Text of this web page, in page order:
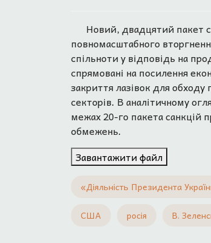
Новий, двадцятий пакет
повномасштабного
спільноти у відповідь на
спрямовані на посилення
закриття лазівок для обходу
секторів. В аналітичному
межах 20-го пакета санкцій
обмежень.
Завантажити файл
«Діяльність Президента
США росія В.